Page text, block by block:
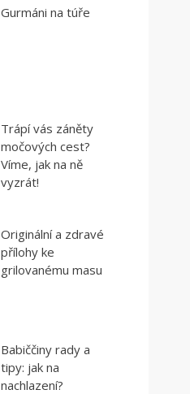
Gurmáni na túře
Trápí vás záněty
močových cest?
Víme, jak na ně
vyzrát!
Originální a zdravé
přílohy ke
grilovanému masu
Babiččiny rady a
tipy: jak na
nachlazení?